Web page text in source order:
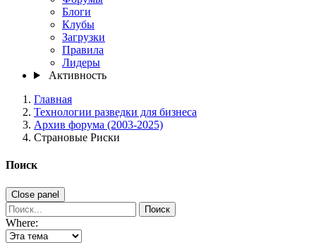
Блоги
Клубы
Загрузки
Правила
Лидеры
Активность
Главная
Технологии разведки для бизнеса
Архив форума (2003-2025)
Страновые Риски
Поиск
Close panel
Поиск
Where: